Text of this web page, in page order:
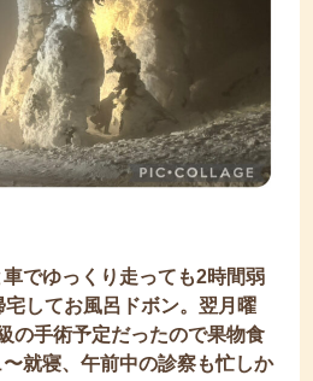
でゆっくり走っても2時間弱
してお風呂ドボン。翌月曜
の手術予定だったので果物食
就寝、午前中の診察も忙しか